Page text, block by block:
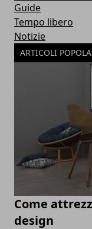
Guide
Tempo libero
Notizie
ARTICOLI
Come
design